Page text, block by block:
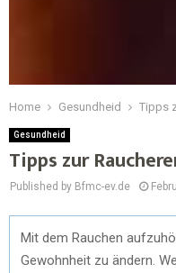
Home Gesundheid Tipps
Gesundheid
Tipps zur
Published by Bfmc-ev.de
Mit dem Rauchen
Gewohnheit zu ändern.